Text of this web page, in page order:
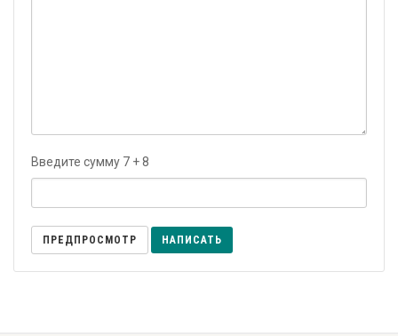
Введите сумму 7 + 8